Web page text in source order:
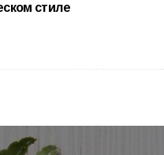
стиле